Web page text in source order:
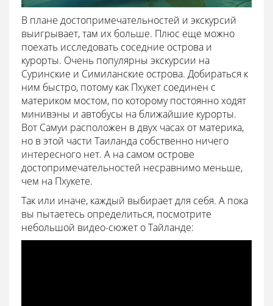
В плане достопримечательностей и экскурсий
выигрывает, там их больше. Плюс еще можно
поехать исследовать соседние острова и
курорты. Очень популярны экскурсии на
Суринские и Симиланские острова. Добираться к
ним быстро, потому как Пхукет соединен с
материком мостом, по которому постоянно ходят
минивэны и автобусы на ближайшие курорты.
Вот Самуи расположен в двух часах от материка,
но в этой части Таиланда собственно ничего
интересного нет. А на самом острове
достопримечательностей несравнимо меньше,
чем на Пхукете.
Так или иначе, каждый выбирает для себя. А пока
вы пытаетесь определиться, посмотрите
небольшой видео-сюжет о Тайланде: